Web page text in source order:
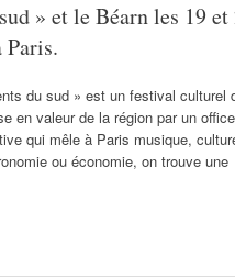
» et le Béarn les 19 et
du sud » est un festival culturel
en valeur de la région par un
qui mêle à Paris musique,
ou économie, on trouve une